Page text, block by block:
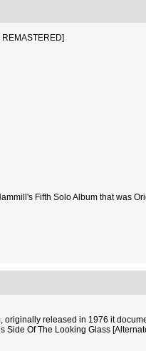
Fifth Solo Album that was
originally released in 1976 it
Of The Looking Glass